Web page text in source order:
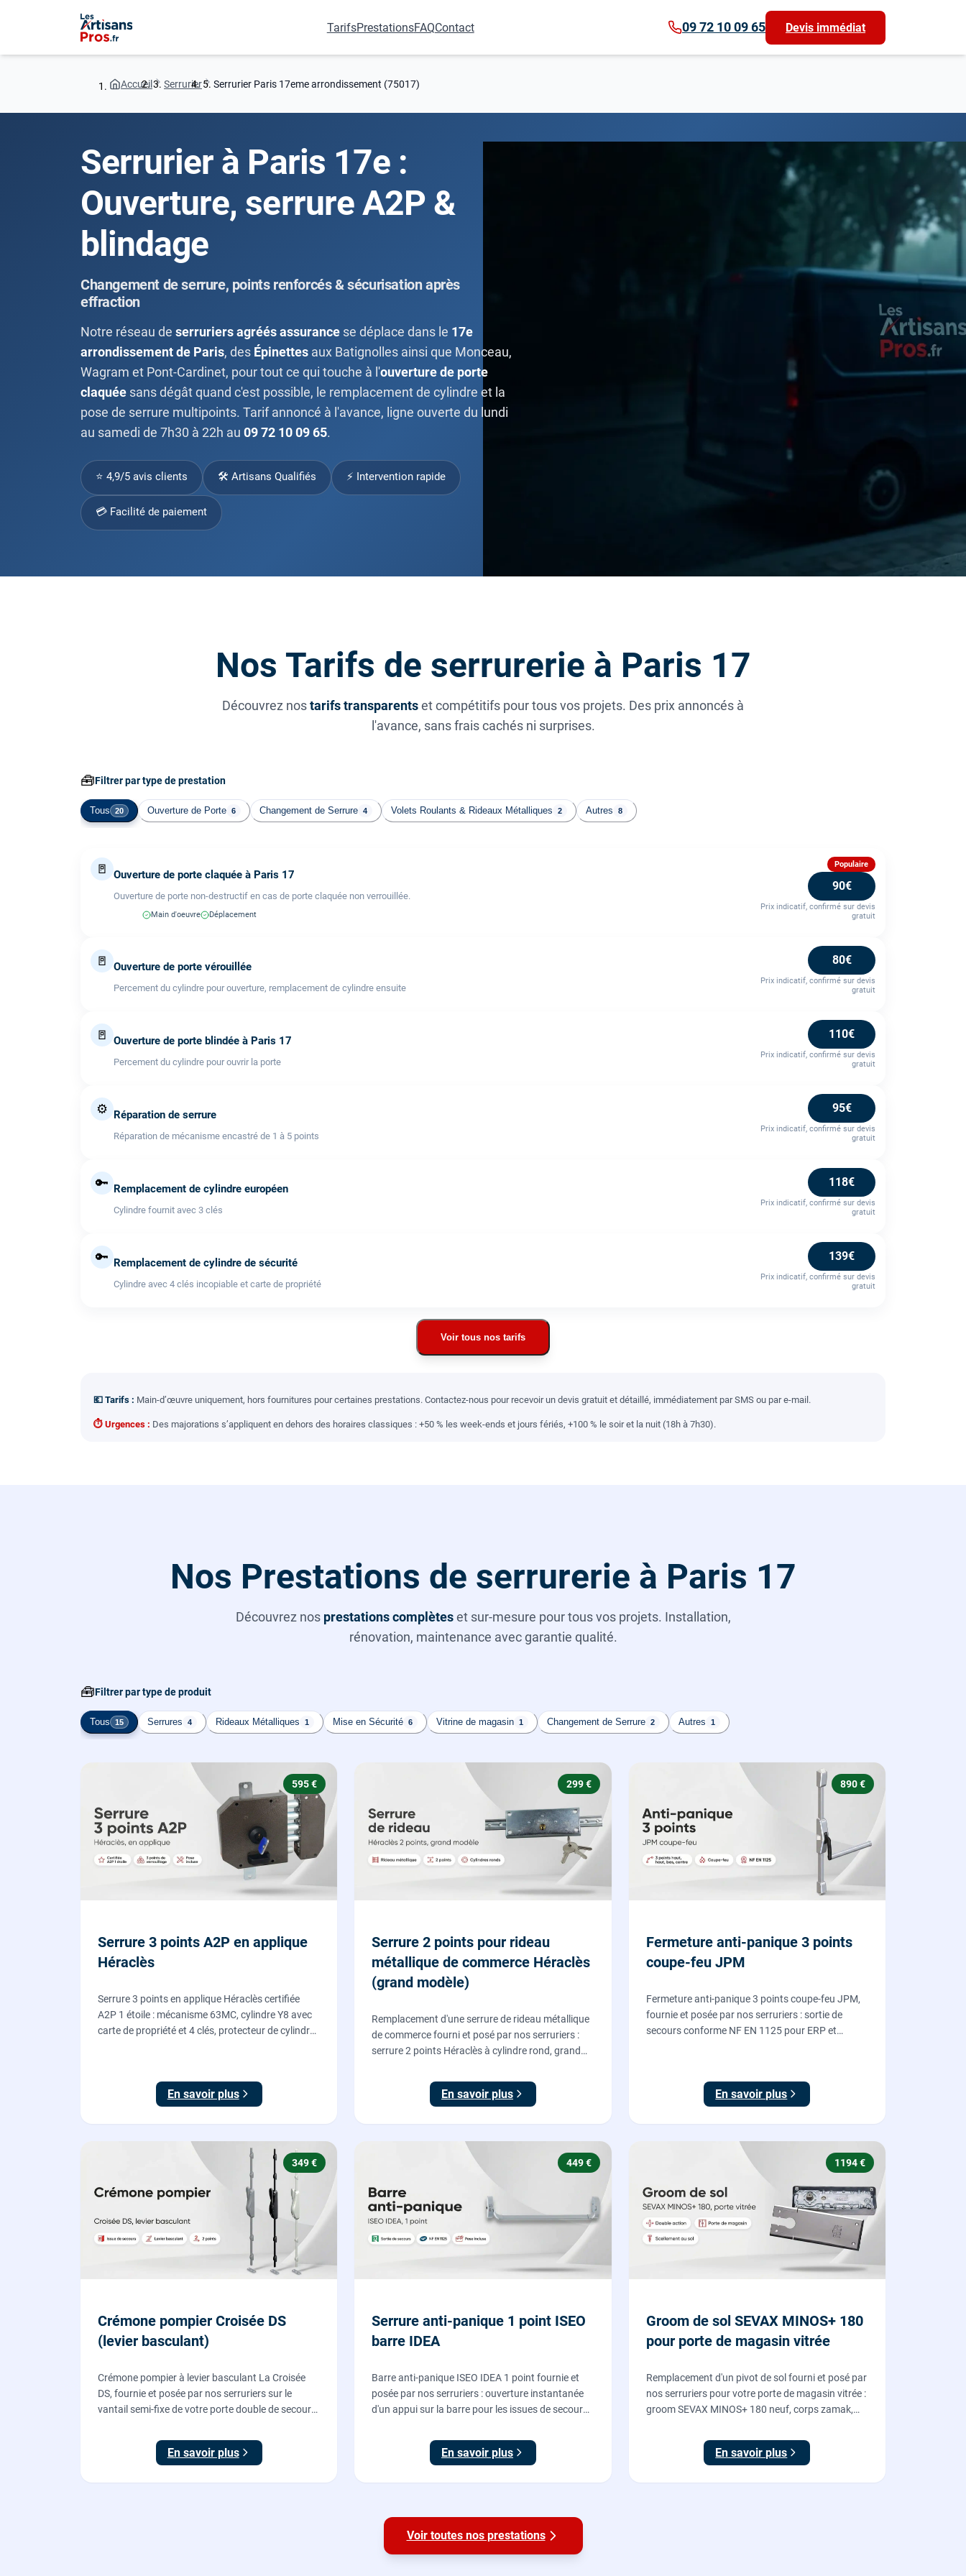
TarifsPrestationsFAQContact 09 72 10 09 65 Devis immédiat
Accueil Serrurier Serrurier Paris 17eme arrondissement (75017)
Serrurier à Paris 17e :
Ouverture, serrure A2P &
blindage
Changement de serrure, points renforcés & sécurisation après
effraction
Notre réseau de serruriers agréés assurance se déplace dans le 17e
arrondissement de Paris, des Épinettes aux Batignolles ainsi que Monceau,
Wagram et Pont-Cardinet, pour tout ce qui touche à l'ouverture de porte
claquée sans dégât quand c'est possible, le remplacement de cylindre et la
pose de serrure multipoints. Tarif annoncé à l'avance, ligne ouverte du lundi
au samedi de 7h30 à 22h au 09 72 10 09 65.
⭐ 4,9/5 avis clients 🛠 Artisans Qualifiés ⚡ Intervention rapide
💳 Facilité de paiement
Nos Tarifs de serrurerie à Paris 17
Découvrez nostarifs transparentset compétitifs pour tous vos projets. Des prix annoncés à
l'avance, sans frais cachés ni surprises.
🧰Filtrer par type de prestation
Tous 20 Ouverture de Porte 6 Changement de Serrure 4 Volets Roulants & Rideaux Métalliques 2 Autres 8
🚪 Ouverture de porte claquée à Paris 17
Ouverture de porte non-destructif en cas de porte claquée non verrouillée.
Main d'oeuvre Déplacement
Populaire
90€
Prix indicatif, confirmé sur devis
gratuit
🚪 Ouverture de porte vérouillée
Percement du cylindre pour ouverture, remplacement de cylindre ensuite
80€
Prix indicatif, confirmé sur devis
gratuit
🚪 Ouverture de porte blindée à Paris 17
Percement du cylindre pour ouvrir la porte
110€
Prix indicatif, confirmé sur devis
gratuit
⚙️ Réparation de serrure
Réparation de mécanisme encastré de 1 à 5 points
95€
Prix indicatif, confirmé sur devis
gratuit
🔑 Remplacement de cylindre européen
Cylindre fournit avec 3 clés
118€
Prix indicatif, confirmé sur devis
gratuit
🔑 Remplacement de cylindre de sécurité
Cylindre avec 4 clés incopiable et carte de propriété
139€
Prix indicatif, confirmé sur devis
gratuit
Voir tous nos tarifs
💶 Tarifs : Main-d’œuvre uniquement, hors fournitures pour certaines prestations. Contactez-nous pour recevoir un devis gratuit et détaillé, immédiatement par SMS ou par e-mail.
⏱ Urgences : Des majorations s’appliquent en dehors des horaires classiques : +50 % les week-ends et jours fériés, +100 % le soir et la nuit (18h à 7h30).
Nos Prestations de serrurerie à Paris 17
Découvrez nos prestations complèteset sur-mesure pour tous vos projets. Installation,
rénovation, maintenance avec garantie qualité.
🧰Filtrer par type de produit
Tous 15 Serrures 4 Rideaux Métalliques 1 Mise en Sécurité 6 Vitrine de magasin 1 Changement de Serrure 2 Autres 1
595 €
Serrure 3 points A2P en applique
Héraclès
Serrure 3 points en applique Héraclès certifiée
A2P 1 étoile : mécanisme 63MC, cylindre Y8 avec
carte de propriété et 4 clés, protecteur de cylindre
En savoir plus
299 €
Serrure 2 points pour rideau
métallique de commerce Héraclès
(grand modèle)
Remplacement d'une serrure de rideau métallique
de commerce fourni et posé par nos serruriers :
serrure 2 points Héraclès à cylindre rond, grand
tringle plate et réglage des deux points de
En savoir plus
890 €
Fermeture anti-panique 3 points
coupe-feu JPM
Fermeture anti-panique 3 points coupe-feu JPM,
fournie et posée par nos serruriers : sortie de
secours conforme NF EN 1125 pour ERP et
En savoir plus
349 €
Crémone pompier Croisée DS
(levier basculant)
Crémone pompier à levier basculant La Croisée
DS, fournie et posée par nos serruriers sur le
vantail semi-fixe de votre porte double de secours
ouverture testée.
En savoir plus
449 €
Serrure anti-panique 1 point ISEO
barre IDEA
Barre anti-panique ISEO IDEA 1 point fournie et
posée par nos serruriers : ouverture instantanée
d'un appui sur la barre pour les issues de secours
En savoir plus
1194 €
Groom de sol SEVAX MINOS+ 180
pour porte de magasin vitrée
Remplacement d'un pivot de sol fourni et posé par
nos serruriers pour votre porte de magasin vitrée :
groom SEVAX MINOS+ 180 neuf, corps zamak,
scellement au sol, réglage et essais. 995 euros HT
En savoir plus
Voir toutes nos prestations